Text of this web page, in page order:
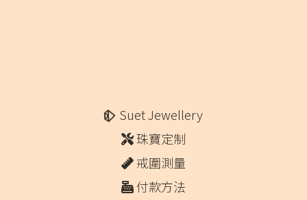
Suet Jewellery
珠寶定制
戒圍測量
付款方法